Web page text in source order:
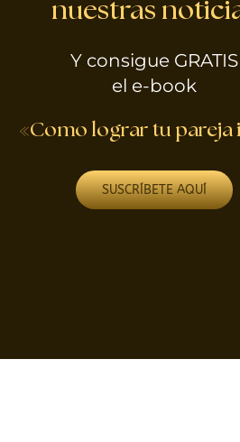
nuestras
Y consigue GRATIS
el e-book
«Como lograr tu pareja
SUSCRÍBETE AQUÍ